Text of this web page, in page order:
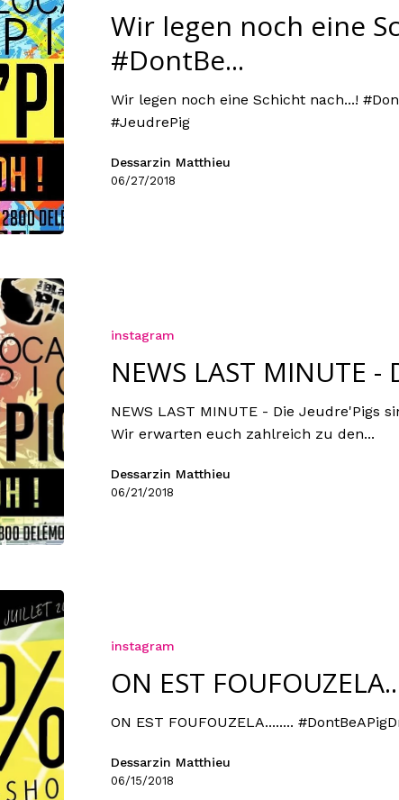
Wir legen noch eine
#DontBe...
Wir legen noch eine Schicht nach...!
#JeudrePig
Dessarzin Matthieu
06/27/2018
instagram
NEWS LAST MINUTE -
NEWS LAST MINUTE - Die Jeudre'Pigs
Wir erwarten euch zahlreich zu den...
Dessarzin Matthieu
06/21/2018
instagram
ON EST
ON EST FOUFOUZELA........
Dessarzin Matthieu
06/15/2018